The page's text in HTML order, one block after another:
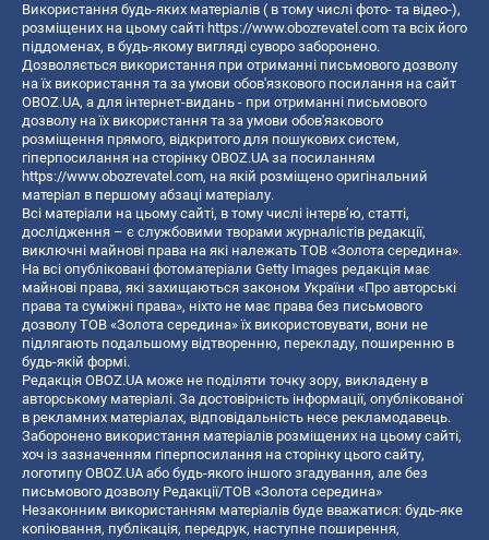
Використання будь-яких матеріалів ( в тому числі фото- та відео-),
розміщених на цьому сайті https://www.obozrevatel.com та всіх його
піддоменах, в будь-якому вигляді суворо заборонено.
Дозволяється використання при отриманні письмового дозволу
на їх використання та за умови обов'язкового посилання на сайт
OBOZ.UA, а для інтернет-видань - при отриманні письмового
дозволу на їх використання та за умови обов'язкового
розміщення прямого, відкритого для пошукових систем,
гіперпосилання на сторінку OBOZ.UA за посиланням
https://www.obozrevatel.com, на якій розміщено оригінальний
матеріал в першому абзаці матеріалу.
Всі матеріали на цьому сайті, в тому числі інтерв’ю, статті,
дослідження – є службовими творами журналістів редакції,
виключні майнові права на які належать ТОВ «Золота середина».
На всі опубліковані фотоматеріали Getty Images редакція має
майнові права, які захищаються законом України «Про авторські
права та суміжні права», ніхто не має права без письмового
дозволу ТОВ «Золота середина» їх використовувати, вони не
підлягають подальшому відтворенню, перекладу, поширенню в
будь-якій формі.
Редакція OBOZ.UA може не поділяти точку зору, викладену в
авторському матеріалі. За достовірність інформації, опублікованої
в рекламних матеріалах, відповідальність несе рекламодавець.
Заборонено використання матеріалів розміщених на цьому сайті,
хоч із зазначенням гіперпосилання на сторінку цього сайту,
логотипу OBOZ.UA або будь-якого іншого згадування, але без
письмового дозволу Редакції/ТОВ «Золота середина»
Незаконним використанням матеріалів буде вважатися: будь-яке
копiювання, публiкацiя, передрук, наступне поширення,